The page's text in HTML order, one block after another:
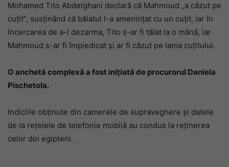
Mohamed Tito Abdelghani declară că Mahmoud „a căzut pe
cuțit”, susținând că băiatul l-a amenințat cu un cuțit, iar în
încercarea de a-l dezarma, Tito s-ar fi tăiat la o mână, iar
Mahmoud s-ar fi împiedicat și ar fi căzut pe lama cuțitului.
O anchetă complexă a fost inițiată de procurorul Daniela
Pischetola.
Indiciile obținute din camerele de supraveghere și datele
de la rețelele de telefonie mobilă au condus la reținerea
celor doi egipteni.